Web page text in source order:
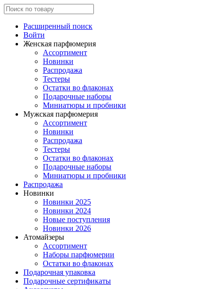
Расширенный поиск
Войти
Женская парфюмерия
Ассортимент
Новинки
Распродажа
Тестеры
Остатки во флаконах
Подарочные наборы
Миниатюры и пробники
Мужская парфюмерия
Ассортимент
Новинки
Распродажа
Тестеры
Остатки во флаконах
Подарочные наборы
Миниатюры и пробники
Распродажа
Новинки
Новинки 2025
Новинки 2024
Новые поступления
Новинки 2026
Атомайзеры
Ассортимент
Наборы парфюмерии
Остатки во флаконах
Подарочная упаковка
Подарочные сертификаты